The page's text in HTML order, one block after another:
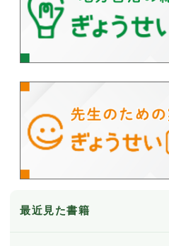
最近見た書籍